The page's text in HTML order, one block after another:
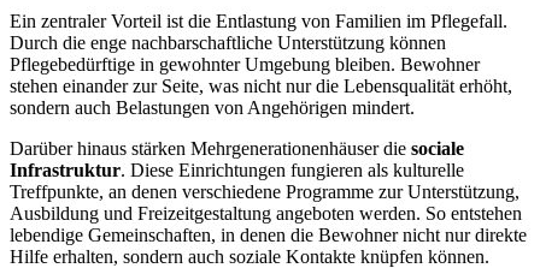
Ein zentraler Vorteil ist die Entlastung von Familien im Pflegefall.
Durch die enge nachbarschaftliche Unterstützung können
Pflegebedürftige in gewohnter Umgebung bleiben. Bewohner
stehen einander zur Seite, was nicht nur die Lebensqualität erhöht,
sondern auch Belastungen von Angehörigen mindert.
Darüber hinaus stärken Mehrgenerationenhäuser die sociale
Infrastruktur. Diese Einrichtungen fungieren als kulturelle
Treffpunkte, an denen verschiedene Programme zur Unterstützung,
Ausbildung und Freizeitgestaltung angeboten werden. So entstehen
lebendige Gemeinschaften, in denen die Bewohner nicht nur direkte
Hilfe erhalten, sondern auch soziale Kontakte knüpfen können.